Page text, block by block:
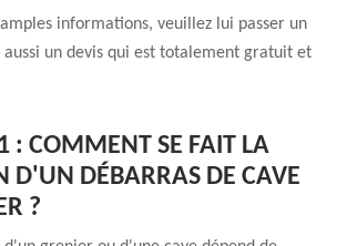
informations, veuillez lui passer un
aussi un devis qui est totalement gratuit et
: COMMENT SE FAIT LA
D'UN DÉBARRAS DE CAVE
?